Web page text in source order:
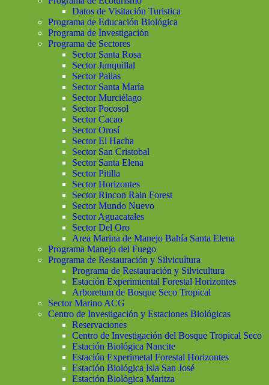
Datos de Visitación Turistica
Programa de Educación Biológica
Programa de Investigación
Programa de Sectores
Sector Santa Rosa
Sector Junquillal
Sector Pailas
Sector Santa María
Sector Murciélago
Sector Pocosol
Sector Cacao
Sector Orosí
Sector El Hacha
Sector San Cristobal
Sector Santa Elena
Sector Pitilla
Sector Horizontes
Sector Rincon Rain Forest
Sector Mundo Nuevo
Sector Aguacatales
Sector Del Oro
Area Marina de Manejo Bahía Santa Elena
Programa Manejo del Fuego
Programa de Restauración y Silvicultura
Programa de Restauración y Silvicultura
Estación Experimiental Forestal Horizontes
Arboretum de Bosque Seco Tropical
Sector Marino ACG
Centro de Investigación y Estaciones Biológicas
Reservaciones
Centro de Investigación del Bosque Tropical Seco
Estación Biológica Nancite
Estación Experimetal Forestal Horizontes
Estación Biológica Isla San José
Estación Biológica Maritza